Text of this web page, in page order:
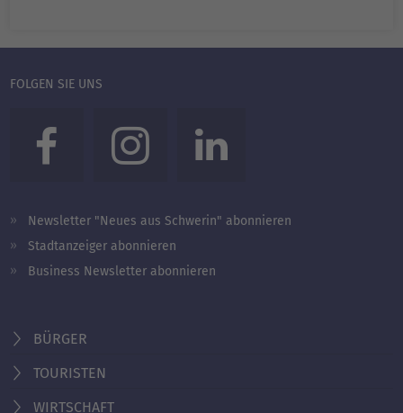
FOLGEN SIE UNS
Newsletter "Neues aus Schwerin" abonnieren
Stadtanzeiger abonnieren
Business Newsletter abonnieren
BÜRGER
TOURISTEN
WIRTSCHAFT